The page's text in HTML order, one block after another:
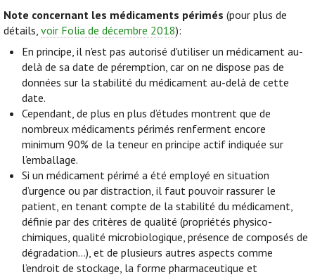
Note concernant les médicaments périmés (pour plus de
détails, voir Folia de décembre 2018):
En principe, il n'est pas autorisé d'utiliser un médicament au-
delà de sa date de péremption, car on ne dispose pas de
données sur la stabilité du médicament au-delà de cette
date.
Cependant, de plus en plus d’études montrent que de
nombreux médicaments périmés renferment encore
minimum 90% de la teneur en principe actif indiquée sur
l’emballage.
Si un médicament périmé a été employé en situation
d’urgence ou par distraction, il faut pouvoir rassurer le
patient, en tenant compte de la stabilité du médicament,
définie par des critères de qualité (propriétés physico-
chimiques, qualité microbiologique, présence de composés de
dégradation…), et de plusieurs autres aspects comme
l’endroit de stockage, la forme pharmaceutique et